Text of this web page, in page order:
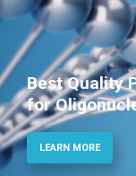
Best Quality
for
LEARN MORE